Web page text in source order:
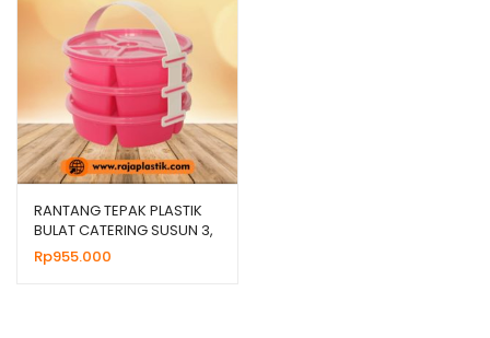
RANTANG TEPAK PLASTIK
BULAT CATERING SUSUN 3,
HARGA MURAH
Rp955.000